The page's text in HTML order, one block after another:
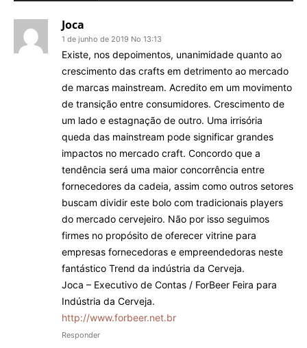
Joca
1 de junho de 2019 No 13:13
Existe, nos depoimentos, unanimidade quanto ao
crescimento das crafts em detrimento ao mercado
de marcas mainstream. Acredito em um movimento
de transição entre consumidores. Crescimento de
um lado e estagnação de outro. Uma irrisória
queda das mainstream pode significar grandes
impactos no mercado craft. Concordo que a
tendência será uma maior concorrência entre
fornecedores da cadeia, assim como outros setores
buscam dividir este bolo com tradicionais players
do mercado cervejeiro. Não por isso seguimos
firmes no propósito de oferecer vitrine para
empresas fornecedoras e empreendedoras neste
fantástico Trend da indústria da Cerveja.
Joca – Executivo de Contas / ForBeer Feira para
Indústria da Cerveja.
http://www.forbeer.net.br
Responder